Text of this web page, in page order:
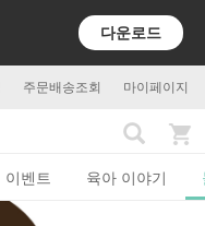
다운로드
주문배송조회 마이페이지
이벤트 육아 이야기